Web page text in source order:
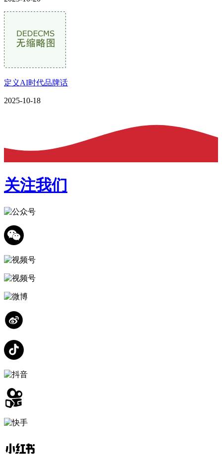
定义AI时代品牌话
2025-10-18
关注我们